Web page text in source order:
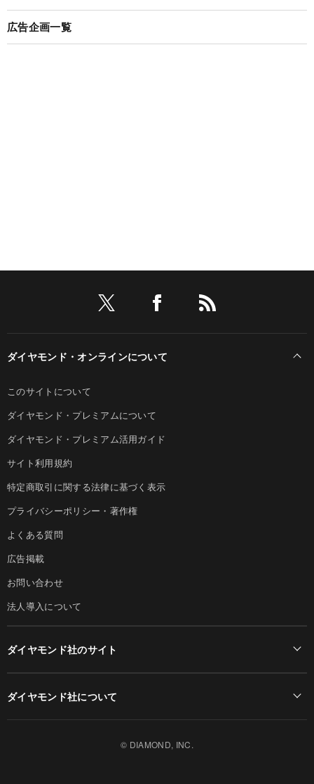
広告企画一覧
ダイヤモンド・オンラインについて
このサイトについて
ダイヤモンド・プレミアムについて
ダイヤモンド・プレミアム活用ガイド
サイト利用規約
特定商取引に関する法律に基づく表示
プライバシーポリシー・著作権
よくある質問
広告掲載
お問い合わせ
法人導入について
ダイヤモンド社のサイト
ダイヤモンド社について
© DIAMOND, INC.